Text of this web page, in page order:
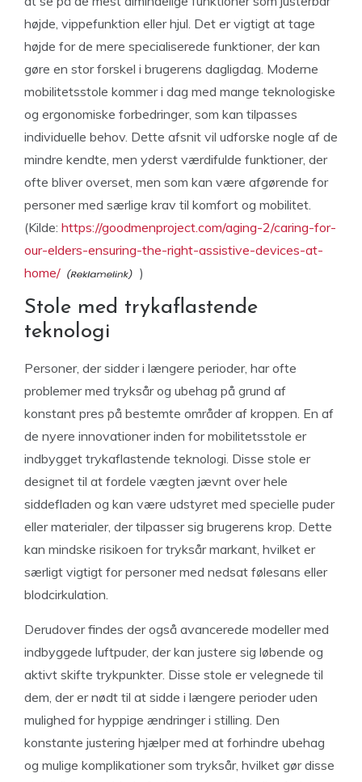
højde, vippefunktion eller hjul. Det er vigtigt at tage
højde for de mere specialiserede funktioner, der kan
gøre en stor forskel i brugerens dagligdag. Moderne
mobilitetsstole kommer i dag med mange teknologiske
og ergonomiske forbedringer, som kan tilpasses
individuelle behov. Dette afsnit vil udforske nogle af de
mindre kendte, men yderst værdifulde funktioner, der
ofte bliver overset, men som kan være afgørende for
personer med særlige krav til komfort og mobilitet.
(Kilde: https://goodmenproject.com/aging-2/caring-for-
our-elders-ensuring-the-right-assistive-devices-at-
home/
)
Stole med trykaflastende
teknologi
Personer, der sidder i længere perioder, har ofte
problemer med tryksår og ubehag på grund af
konstant pres på bestemte områder af kroppen. En af
de nyere innovationer inden for mobilitetsstole er
indbygget trykaflastende teknologi. Disse stole er
designet til at fordele vægten jævnt over hele
siddefladen og kan være udstyret med specielle puder
eller materialer, der tilpasser sig brugerens krop. Dette
kan mindske risikoen for tryksår markant, hvilket er
særligt vigtigt for personer med nedsat følesans eller
blodcirkulation.
Derudover findes der også avancerede modeller med
indbyggede luftpuder, der kan justere sig løbende og
aktivt skifte trykpunkter. Disse stole er velegnede til
dem, der er nødt til at sidde i længere perioder uden
mulighed for hyppige ændringer i stilling. Den
konstante justering hjælper med at forhindre ubehag
og mulige komplikationer som tryksår, hvilket gør disse